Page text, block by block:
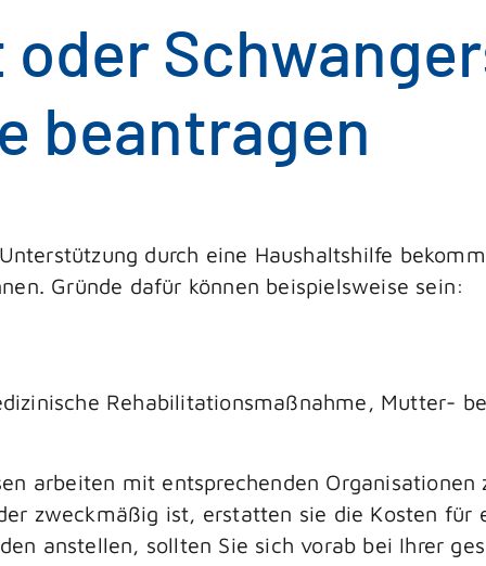
beantragen
durch eine Haushaltshilfe
Gründe dafür können beispielsweise sein:
Rehabilitationsmaßnahme, Mutter-
arbeiten mit entsprechenden
zweckmäßig ist, erstatten sie die Kosten für
anstellen, sollten Sie sich vorab bei Ihrer